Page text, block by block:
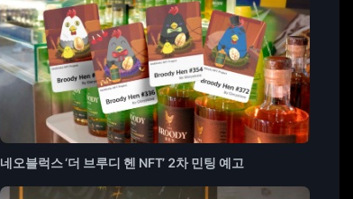
네오블럭스 ‘더 브루디 헨 NFT’ 2차 민팅 예고